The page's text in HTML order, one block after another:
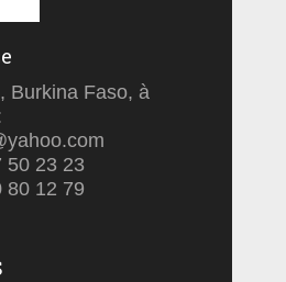
Burkina Faso, à
50 23 23
80 12 79